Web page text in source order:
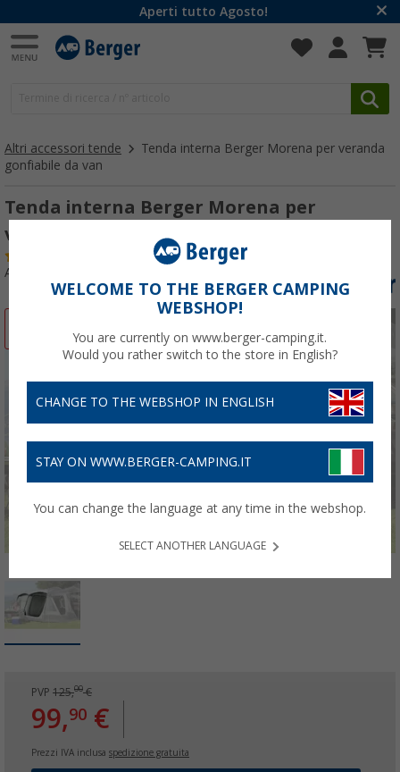
Aperti tutto Agosto!
Altri accessori tende
Tenda interna Berger Morena per veranda
gonfiabile da van
Tenda interna Berger Morena per
veranda gonfiabile da van
Articolo n: 327450
PVP 125,00€
99,90 €
Prezzi IVA inclusa spedizione gratuita
WELCOME TO THE BERGER CAMPING
WEBSHOP!
You are currently on www.berger-camping.it.
Would you rather switch to the store in English?
CHANGE TO THE WEBSHOP IN ENGLISH
STAY ON WWW.BERGER-CAMPING.IT
You can change the language at any time in the webshop.
SELECT ANOTHER LANGUAGE